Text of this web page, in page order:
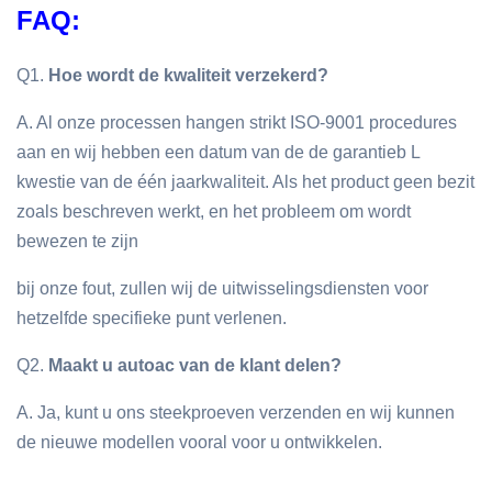
FAQ:
Q1. Hoe wordt de kwaliteit verzekerd?
A. Al onze processen hangen strikt ISO-9001 procedures
aan en wij hebben een datum van de de garantieb L
kwestie van de één jaarkwaliteit. Als het product geen bezit
zoals beschreven werkt, en het probleem om wordt
bewezen te zijn
bij onze fout, zullen wij de uitwisselingsdiensten voor
hetzelfde specifieke punt verlenen.
Q2. Maakt u autoac van de klant delen?
A. Ja, kunt u ons steekproeven verzenden en wij kunnen
de nieuwe modellen vooral voor u ontwikkelen.